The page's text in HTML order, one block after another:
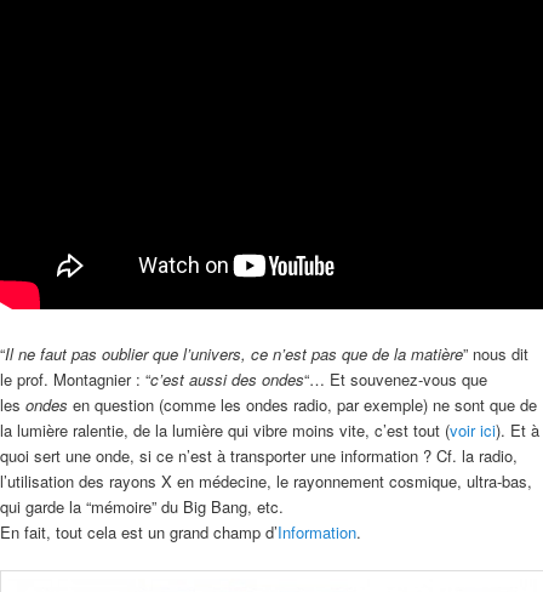
“Il ne faut pas oublier que l’univers, ce n’est pas que de la matière” nous dit
le prof. Montagnier : “c’est aussi des ondes“… Et souvenez-vous que
les ondes en question (comme les ondes radio, par exemple) ne sont que de
la lumière ralentie, de la lumière qui vibre moins vite, c’est tout (voir ici). Et à
quoi sert une onde, si ce n’est à transporter une information ? Cf. la radio,
l’utilisation des rayons X en médecine, le rayonnement cosmique, ultra-bas,
qui garde la “mémoire” du Big Bang, etc.
En fait, tout cela est un grand champ d’Information.